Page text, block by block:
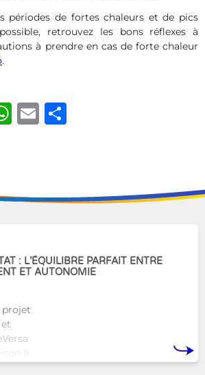
périodes de fortes chaleurs et de pics
retrouvez les bons réflexes à
à prendre en cas de forte chaleur
.
WhatsApp
Email
: L’ÉQUILIBRE PARFAIT ENTRE
ET AUTONOMIE
projet
à